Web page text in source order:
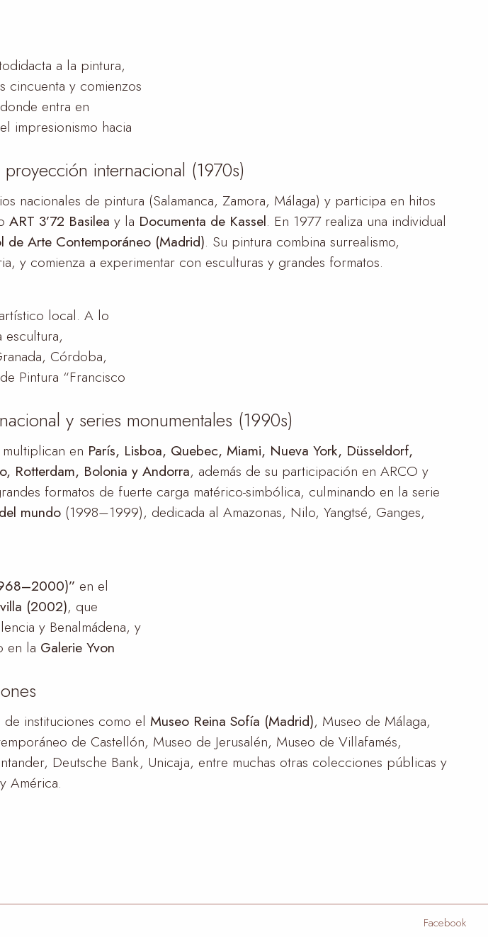
a la pintura,
cincuenta y comienzos
entra en
impresionismo hacia
internacional (1970s)
nacionales de pintura (Salamanca, Zamora, Málaga) y participa en hitos
ART 3’72 Basilea y la Documenta de Kassel. En 1977 realiza una individual
de Arte Contemporáneo (Madrid). Su pintura combina surrealismo,
y comienza a experimentar con esculturas y grandes formatos.
local. A lo
Córdoba,
Pintura “Francisco
y series monumentales (1990s)
en París, Lisboa, Quebec, Miami, Nueva York, Düsseldorf,
Rotterdam, Bolonia y Andorra, además de su participación en ARCO y
formatos de fuerte carga matérico-simbólica, culminando en la serie
mundo (1998–1999), dedicada al Amazonas, Nilo, Yangtsé, Ganges,
en el
(2002), que
y Benalmádena, y
en la Galerie Yvon
instituciones como el Museo Reina Sofía (Madrid), Museo de Málaga,
de Castellón, Museo de Jerusalén, Museo de Villafamés,
Deutsche Bank, Unicaja, entre muchas otras colecciones públicas y
América.
Facebook